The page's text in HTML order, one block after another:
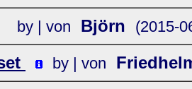
by | von Björn (2015-
by | von